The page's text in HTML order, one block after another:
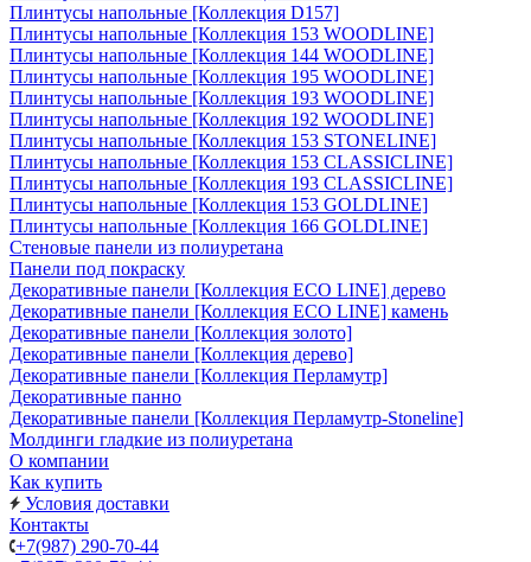
Плинтусы напольные [Коллекция D157]
Плинтусы напольные [Коллекция 153 WOODLINE]
Плинтусы напольные [Коллекция 144 WOODLINE]
Плинтусы напольные [Коллекция 195 WOODLINE]
Плинтусы напольные [Коллекция 193 WOODLINE]
Плинтусы напольные [Коллекция 192 WOODLINE]
Плинтусы напольные [Коллекция 153 STONELINE]
Плинтусы напольные [Коллекция 153 CLASSICLINE]
Плинтусы напольные [Коллекция 193 CLASSICLINE]
Плинтусы напольные [Коллекция 153 GOLDLINE]
Плинтусы напольные [Коллекция 166 GOLDLINE]
Стеновые панели из полиуретана
Панели под покраску
Декоративные панели [Коллекция ECO LINE] дерево
Декоративные панели [Коллекция ECO LINE] камень
Декоративные панели [Коллекция золото]
Декоративные панели [Коллекция дерево]
Декоративные панели [Коллекция Перламутр]
Декоративные панно
Декоративные панели [Коллекция Перламутр-Stoneline]
Молдинги гладкие из полиуретана
О компании
Как купить
Условия доставки
Контакты
+7(987) 290-70-44